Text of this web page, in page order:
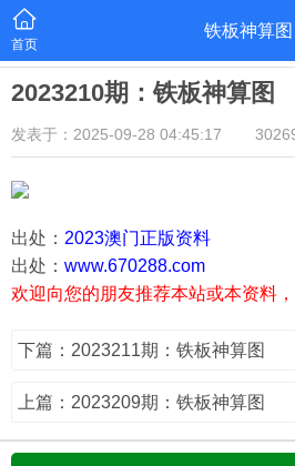
首页
铁板神算图
2023210期：铁板神算图
发表于：2025-09-28 04:45:17
出处： 2023澳门正版资料
出处： www.670288.com
欢迎向您的朋友推荐本站或本资料，
下篇：2023211期：铁板神算图
上篇：2023209期：铁板神算图